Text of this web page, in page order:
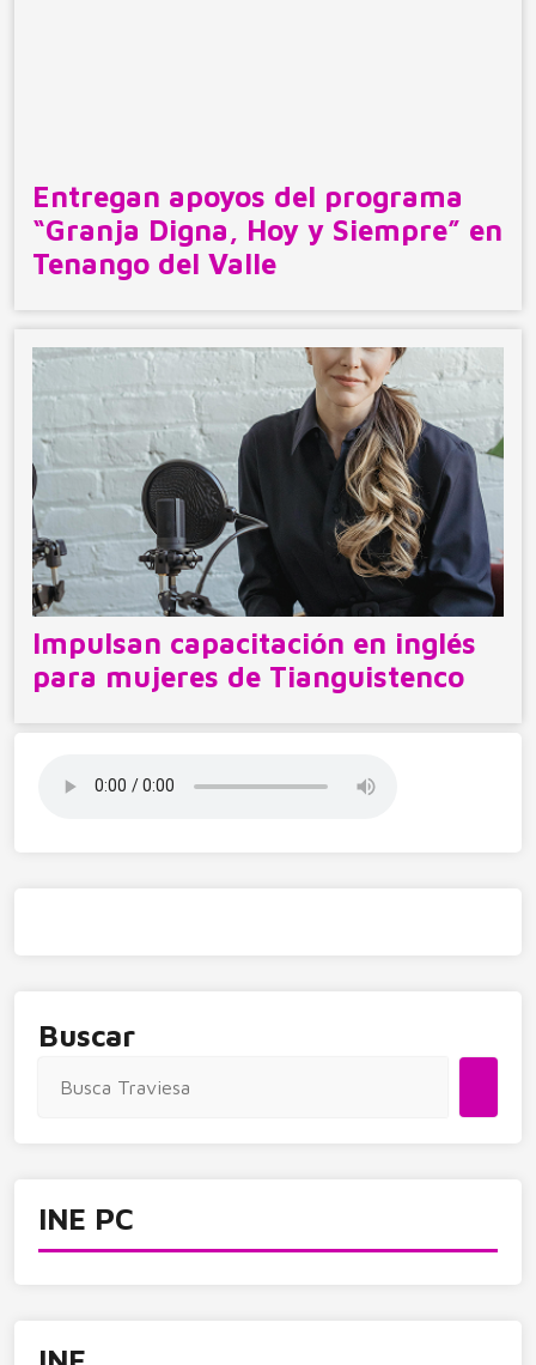
Entregan apoyos del programa
“Granja Digna, Hoy y Siempre” en
Tenango del Valle
Impulsan capacitación en inglés
para mujeres de Tianguistenco
Buscar
INE PC